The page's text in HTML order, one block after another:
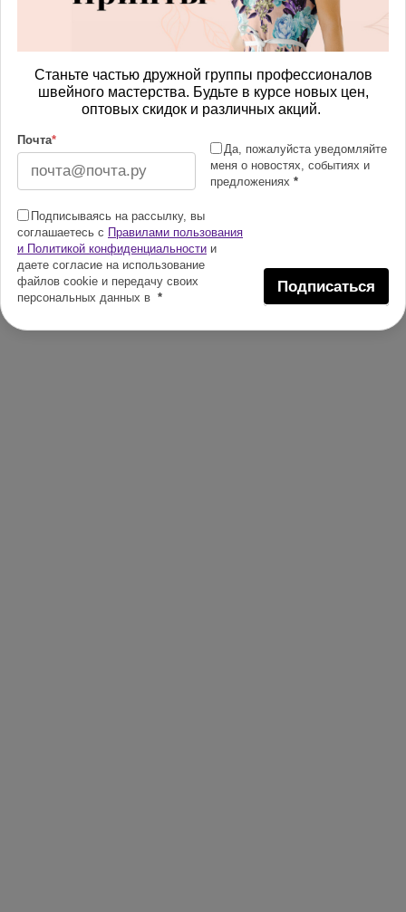
Станьте частью дружной группы профессионалов
швейного мастерства. Будьте в курсе новых цен,
оптовых скидок и различных акций.
Почта*
Да, пожалуйста уведомляйте
меня о новостях, событиях и
предложениях *
Подписываясь на рассылку, вы
соглашаетесь с Правилами пользования
и Политикой конфиденциальности и
даете согласие на использование
файлов cookie и передачу своих
персональных данных в *
Подписаться